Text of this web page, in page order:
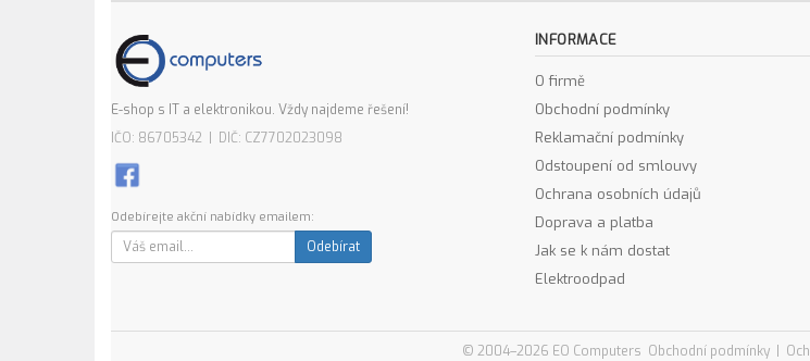
E-shop s IT a elektronikou. Vždy najdeme řešení!
IČO: 86705342 | DIČ: CZ7702023098
Odebírejte akční nabídky emailem:
Odebírat
INFORMACE
O firmě
Obchodní podmínky
Reklamační podmínky
Odstoupení od smlouvy
Ochrana osobních údajů
Doprava a platba
Jak se k nám dostat
Elektroodpad
© 2004–2026 EO Computers Obchodní podmínky